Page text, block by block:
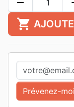
remove
shopping_cart
Prévenez-